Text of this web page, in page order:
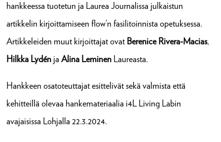
hankkeessa tuotetun ja Laurea Journalissa julkaistun
artikkelin kirjoittamiseen flow’n fasilitoinnista opetuksessa.
Artikkeleiden muut kirjoittajat ovat Berenice Rivera-Macias,
Hilkka Lydén jaAlina Leminen Laureasta.
Hankkeen osatoteuttajat esittelivät sekä valmista että
kehitteillä olevaa hankemateriaalia i4L Living Labin
avajaisissa Lohjalla 22.3.2024.